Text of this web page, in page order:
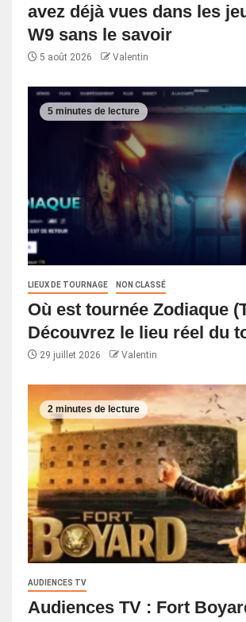
avez déjà vues dans les
W9 sans le savoir
5 août 2026 Valentin
5 minutes de lecture
LIEUX DE TOURNAGE NON CLASSÉ
Où est tournée Zodiaque
Découvrez le lieu réel du
29 juillet 2026 Valentin
2 minutes de lecture
AUDIENCES TV
Audiences TV : Fort